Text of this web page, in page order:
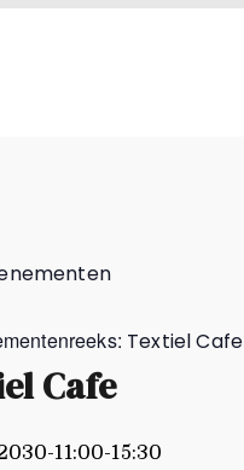
Cafe
Textiel Cafe
Cafe
11:00-15:30